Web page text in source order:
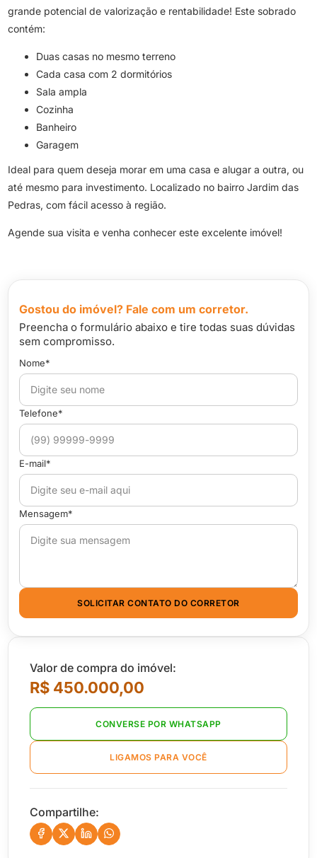
grande potencial de valorização e rentabilidade! Este sobrado
contém:
Duas casas no mesmo terreno
Cada casa com 2 dormitórios
Sala ampla
Cozinha
Banheiro
Garagem
Ideal para quem deseja morar em uma casa e alugar a outra, ou
até mesmo para investimento. Localizado no bairro Jardim das
Pedras, com fácil acesso à região.
Agende sua visita e venha conhecer este excelente imóvel!
Gostou do imóvel? Fale com um corretor.
Preencha o formulário abaixo e tire todas suas dúvidas
sem compromisso.
Nome*
Telefone*
E-mail*
Mensagem*
SOLICITAR CONTATO DO CORRETOR
Valor de compra do imóvel:
R$ 450.000,00
CONVERSE POR WHATSAPP
LIGAMOS PARA VOCÊ
Compartilhe: